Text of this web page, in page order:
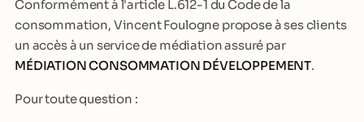
Conformément à l'article L.612-1 du Code de la
consommation, Vincent Foulogne propose à ses clients
un accès à un service de médiation assuré par
MÉDIATION CONSOMMATION DÉVELOPPEMENT.
Pour toute question :